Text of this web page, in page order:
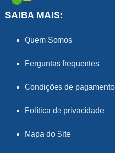
SAIBA MAIS:
Quem Somos
Perguntas frequentes
Condições de pagamento
Política de privacidade
Mapa do Site